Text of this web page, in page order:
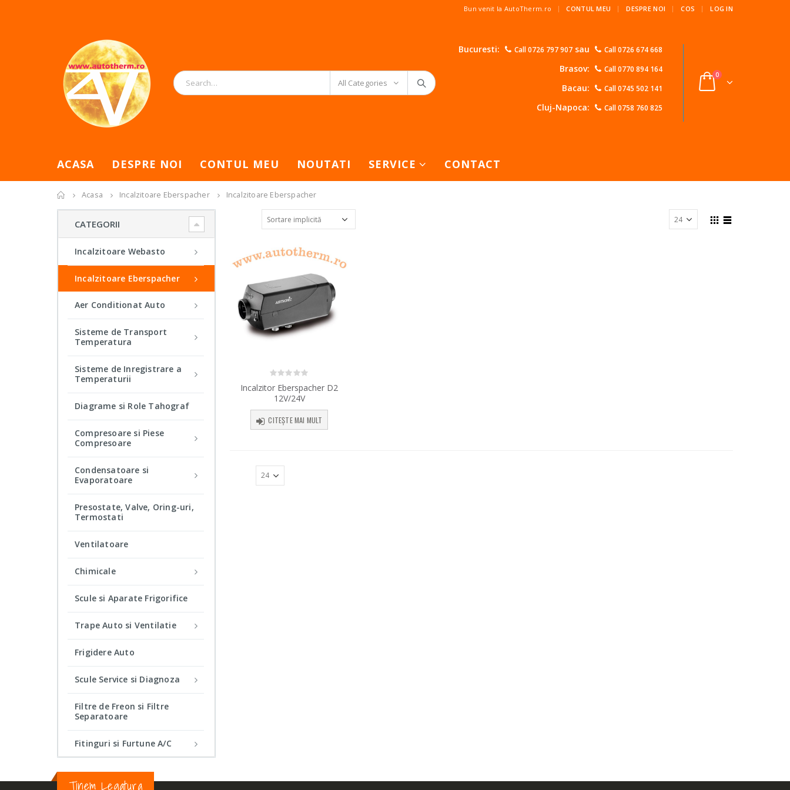
Bun venit la AutoTherm.ro | CONTUL MEU DESPRE NOI COS LOG IN
All Categories
Bucuresti: Call 0726 797 907sau Call 0726 674 668
Brasov: Call 0770 894 164
Bacau: Call 0745 502 141
Cluj-Napoca: Call 0758 760 825
0
ACASA DESPRE NOI CONTUL MEU NOUTATI SERVICE CONTACT
Acasa Incalzitoare Eberspacher Incalzitoare Eberspacher
0out of 5
Incalzitor Eberspacher D2
12V/24V
CITEȘTE MAI MULT
CATEGORII
Incalzitoare Webasto
Incalzitoare Eberspacher
Aer Conditionat Auto
Sisteme de Transport
Temperatura
Sisteme de Inregistrare a
Temperaturii
Diagrame si Role Tahograf
Compresoare si Piese
Compresoare
Condensatoare si
Evaporatoare
Presostate, Valve, Oring-uri,
Termostati
Ventilatoare
Chimicale
Scule si Aparate Frigorifice
Trape Auto si Ventilatie
Frigidere Auto
Scule Service si Diagnoza
Filtre de Freon si Filtre
Separatoare
Fitinguri si Furtune A/C
Tinem Legatura